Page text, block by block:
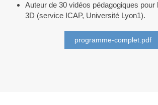
Auteur de 30 vidéos pédagogiques pour
3D (service ICAP, Université Lyon1).
programme-complet.pdf